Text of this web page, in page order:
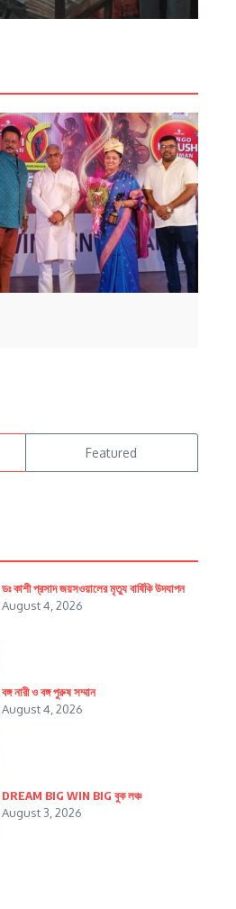
Featured
ডঃ কাশী প্রসাদ জয়সওয়ালের মৃত্যু বার্ষিকি উদযাপন
August 4, 2026
বঙ্গ নারী ও বঙ্গ পুরুষ সম্মান
August 4, 2026
DREAM BIG WIN BIG বুক লঞ্চ
August 3, 2026